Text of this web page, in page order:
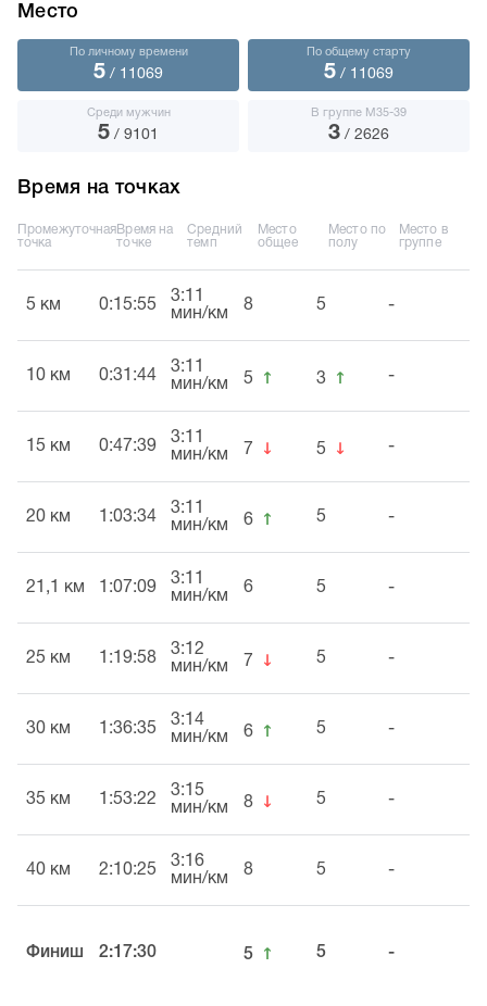
Место
По личному времени
5 / 11069
По общему старту
5 / 11069
Среди мужчин
5 / 9101
В группе М35-39
3 / 2626
Время на точках
Промежуточная
точка
Время на
точке
Средний
темп
Место
общее
Место по
полу
Место в
группе
5 км 0:15:55
3:11
мин/км
8 5 -
10 км 0:31:44
3:11
мин/км
5 ↑ 3 ↑ -
15 км 0:47:39
3:11
мин/км
7 ↓ 5 ↓ -
20 км 1:03:34
3:11
мин/км
6 ↑ 5 -
21,1 км 1:07:09
3:11
мин/км
6 5 -
25 км 1:19:58
3:12
мин/км
7 ↓ 5 -
30 км 1:36:35
3:14
мин/км
6 ↑ 5 -
35 км 1:53:22
3:15
мин/км
8 ↓ 5 -
40 км 2:10:25
3:16
мин/км
8 5 -
Финиш 2:17:30 5 ↑ 5 -